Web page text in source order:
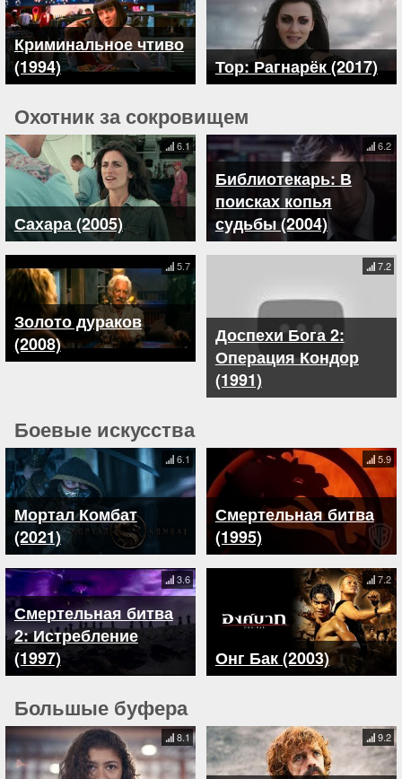
Криминальное чтиво
(1994)
Тор: Рагнарёк (2017)
Охотник за сокровищем
Сахара (2005)
6.1
Библиотекарь: В
поисках копья
судьбы (2004)
6.2
Золото дураков
(2008)
5.7
Доспехи Бога 2:
Операция Кондор
(1991)
7.2
Боевые искусства
Мортал Комбат
(2021)
6.1
Смертельная битва
(1995)
5.9
Смертельная битва
2: Истребление
(1997)
3.6
Онг Бак (2003)
7.2
Большые буфера
8.1 9.2